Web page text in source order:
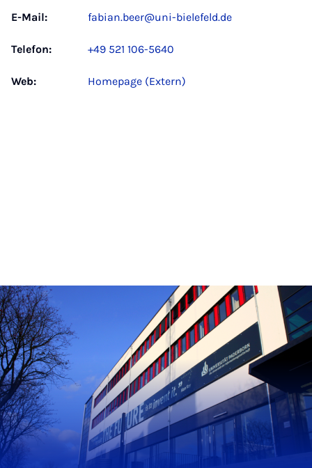
E-Mail: fabian.beer@uni-bielefeld.de
Telefon: +49 521 106-5640
Web: Homepage (Extern)